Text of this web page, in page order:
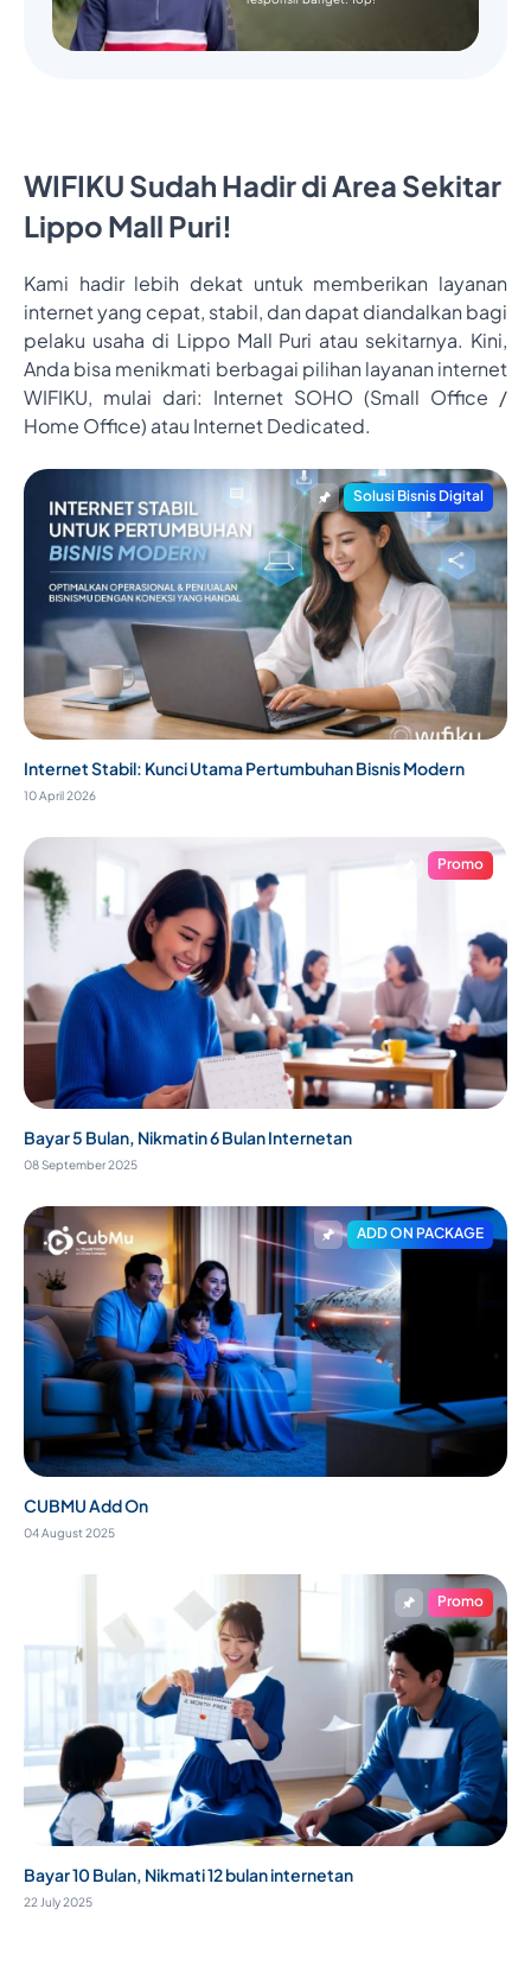
WIFIKU Sudah Hadir di Area Sekitar
Lippo Mall Puri!
Kami hadir lebih dekat untuk memberikan layanan
internet yang cepat, stabil, dan dapat diandalkan bagi
pelaku usaha di Lippo Mall Puri atau sekitarnya. Kini,
Anda bisa menikmati berbagai pilihan layanan internet
WIFIKU, mulai dari: Internet SOHO (Small Office /
Home Office) atau Internet Dedicated.
Solusi Bisnis Digital
Internet Stabil: Kunci Utama Pertumbuhan Bisnis Modern
10 April 2026
Promo
Bayar 5 Bulan, Nikmatin 6 Bulan Internetan
08 September 2025
ADD ON PACKAGE
CUBMU Add On
04 August 2025
Promo
Bayar 10 Bulan, Nikmati 12 bulan internetan
22 July 2025